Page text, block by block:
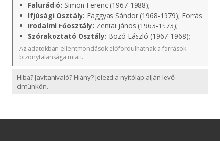
Falurádió: Simon Ferenc (1967-1988);
Ifjúsági Osztály: Faggyas Sándor (1968-1979); Forrás
Irodalmi Főosztály: Zentai János (1963-1973);
Szórakoztató Osztály: Bozó László (1967-1968);
Az adatokban ellentmondások előfordulhatnak a források
bizonytalansága miatt.
Hiba? Javítanivaló? Hiány? Jelezd a nyitólap alján levő
címünkön.